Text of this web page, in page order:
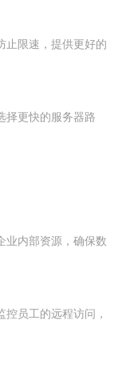
止限速，提供更好的
择更快的服务器路
业内部资源，确保数
员工的远程访问，